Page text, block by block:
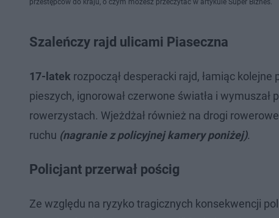
przestępców do kraju, o czym możesz przeczytać w artykule Super Biznes.
Szaleńczy rajd ulicami Piaseczna
17-latek rozpoczął desperacki rajd, łamiąc
pieszych, ignorował czerwone światła i
rowerzystach. Wjeżdżał również na drogi
ruchu (nagranie z policyjnej kamery poniżej).
Policjant przerwał pościg
Ze względu na ryzyko tragicznych konsekwencji